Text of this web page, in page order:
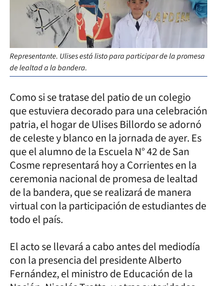
Representante. Ulises está listo para participar de la promesa
de lealtad a la bandera.
Como si se tratase del patio de un colegio
que estuviera decorado para una celebración
patria, el hogar de Ulises Billordo se adornó
de celeste y blanco en la jornada de ayer. Es
que el alumno de la Escuela N° 42 de San
Cosme representará hoy a Corrientes en la
ceremonia nacional de promesa de lealtad
de la bandera, que se realizará de manera
virtual con la participación de estudiantes de
todo el país.
El acto se llevará a cabo antes del mediodía
con la presencia del presidente Alberto
Fernández, el ministro de Educación de la